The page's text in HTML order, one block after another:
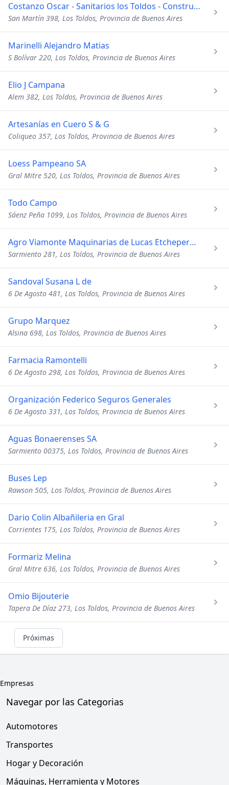
Costanzo Oscar - Sanitarios los Toldos - Construcc Mat
San Martín 398, Los Toldos, Provincia de Buenos Aires
Marinelli Alejandro Matias
S Bolívar 220, Los Toldos, Provincia de Buenos Aires
Elio J Campana
Alem 382, Los Toldos, Provincia de Buenos Aires
Artesanías en Cuero S & G
Coliqueo 357, Los Toldos, Provincia de Buenos Aires
Loess Pampeano SA
Gral Mitre 520, Los Toldos, Provincia de Buenos Aires
Todo Campo
Sáenz Peña 1099, Los Toldos, Provincia de Buenos Aires
Agro Viamonte Maquinarias de Lucas Etcheperestou
Sarmiento 281, Los Toldos, Provincia de Buenos Aires
Sandoval Susana L de
6 De Agosto 481, Los Toldos, Provincia de Buenos Aires
Grupo Marquez
Alsina 698, Los Toldos, Provincia de Buenos Aires
Farmacia Ramontelli
6 De Agosto 298, Los Toldos, Provincia de Buenos Aires
Organización Federico Seguros Generales
6 De Agosto 331, Los Toldos, Provincia de Buenos Aires
Aguas Bonaerenses SA
Sarmiento 00375, Los Toldos, Provincia de Buenos Aires
Buses Lep
Rawson 505, Los Toldos, Provincia de Buenos Aires
Dario Colin Albañileria en Gral
Corrientes 175, Los Toldos, Provincia de Buenos Aires
Formariz Melina
Gral Mitre 636, Los Toldos, Provincia de Buenos Aires
Omio Bijouterie
Tapera De Díaz 273, Los Toldos, Provincia de Buenos Aires
Próximas
Empresas
Navegar por las Categorias
Automotores
Transportes
Hogar y Decoración
Máquinas, Herramienta y Motores